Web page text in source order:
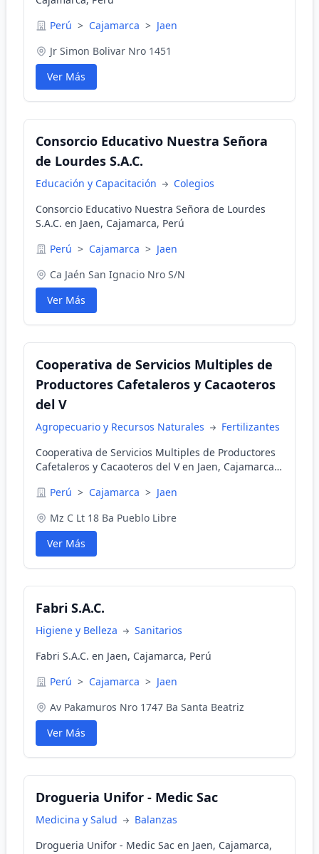
Perú > Cajamarca > Jaen
Jr Simon Bolivar Nro 1451
Ver Más
Consorcio Educativo Nuestra Señora
de Lourdes S.A.C.
Educación y Capacitación
Colegios
Consorcio Educativo Nuestra Señora de Lourdes
S.A.C. en Jaen, Cajamarca, Perú
Perú > Cajamarca > Jaen
Ca Jaén San Ignacio Nro S/N
Ver Más
Cooperativa de Servicios Multiples de
Productores Cafetaleros y Cacaoteros
del V
Agropecuario y Recursos Naturales
Fertilizantes
Cooperativa de Servicios Multiples de Productores
Cafetaleros y Cacaoteros del V en Jaen, Cajamarca,
Perú > Cajamarca > Jaen
Mz C Lt 18 Ba Pueblo Libre
Ver Más
Fabri S.A.C.
Higiene y Belleza
Sanitarios
Fabri S.A.C. en Jaen, Cajamarca, Perú
Perú > Cajamarca > Jaen
Av Pakamuros Nro 1747 Ba Santa Beatriz
Ver Más
Drogueria Unifor - Medic Sac
Medicina y Salud
Balanzas
Drogueria Unifor - Medic Sac en Jaen, Cajamarca,